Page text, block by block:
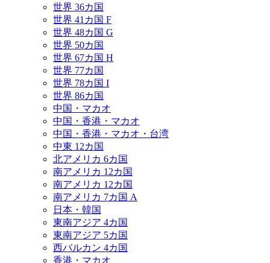
世界 36カ国
世界 41カ国 F
世界 48カ国 G
世界 50カ国
世界 67カ国 H
世界 77カ国
世界 78カ国 I
世界 86カ国
中国・マカオ
中国・香港・マカオ
中国・香港・マカオ・台湾
中東 12カ国
北アメリカ 6カ国
南アメリカ 12カ国
南アメリカ 12カ国
南アメリカ 7カ国 A
日本・韓国
東南アジア 4カ国
東南アジア 5カ国
西バルカン 4カ国
香港・マカオ